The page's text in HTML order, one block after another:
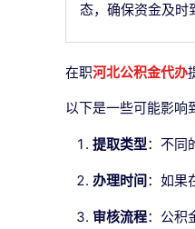
态，确保资金及时
在职河北公积金代办
以下是一些可能影响
提取类型：不同
办理时间：如果
审核流程：公积